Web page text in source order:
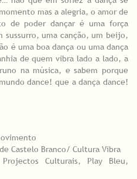
mas a alegria, o amor de
de poder dançar é uma força
sussurro, uma canção, um beijo,
é uma boa dança ou uma dança
de quem vibra lado a lado, a
na música, e sabem porque
dance! que a dança dance!
Castelo Branco/ Cultura Vibra
Culturais, Play Bleu,